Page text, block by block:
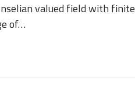
valued field with finite
of…